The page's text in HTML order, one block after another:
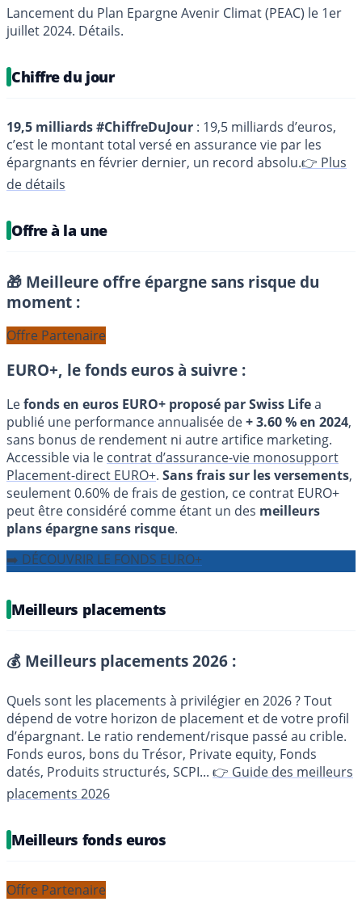
Lancement du Plan Epargne Avenir Climat (PEAC) le 1er
juillet 2024. Détails.
Chiffre du jour
19,5 milliards #ChiffreDuJour : 19,5 milliards d’euros,
c’est le montant total versé en assurance vie par les
épargnants en février dernier, un record absolu.👉 Plus
de détails
Offre à la une
🎁 Meilleure offre épargne sans risque du
moment :
Offre Partenaire
EURO+, le fonds euros à suivre :
Lefonds en euros EURO+ proposé par Swiss Lifea
publié une performance annualisée de+ 3.60 % en 2024,
sans bonus de rendement ni autre artifice marketing.
Accessible via le contrat d’assurance-vie monosupport
Placement-direct EURO+. Sans frais sur les versements,
seulement 0.60% de frais de gestion, ce contrat EURO+
peut être considéré comme étant un des meilleurs
plans épargne sans risque.
➡️ DÉCOUVRIR LE FONDS EURO+
Meilleurs placements
💰 Meilleurs placements 2026 :
Quels sont les placements à privilégier en 2026 ? Tout
dépend de votre horizon de placement et de votre profil
d’épargnant. Le ratio rendement/risque passé au crible.
Fonds euros, bons du Trésor, Private equity, Fonds
datés, Produits structurés, SCPI... 👉 Guide des meilleurs
placements 2026
Meilleurs fonds euros
Offre Partenaire